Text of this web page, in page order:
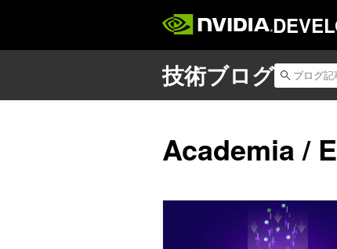
Academia /
NVIDIA NIM で LoRA アダプタ